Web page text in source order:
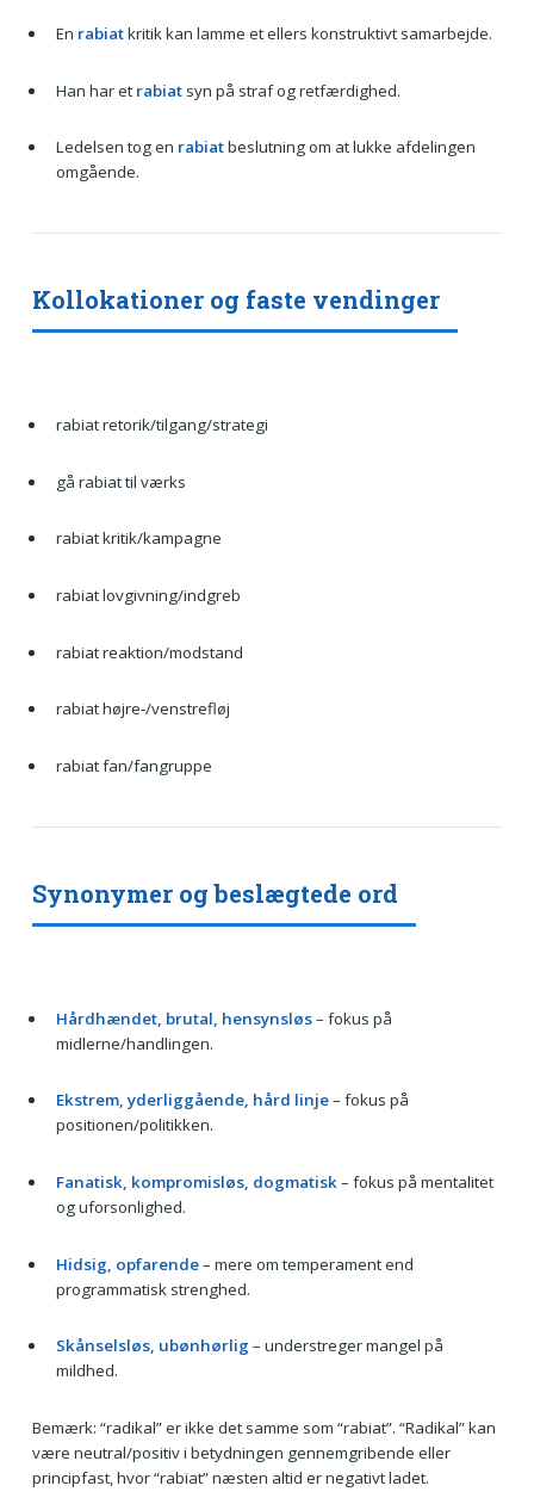
En rabiatkritik kan lamme et ellers konstruktivt samarbejde.
Han har et rabiatsyn på straf og retfærdighed.
Ledelsen tog en rabiatbeslutning om at lukke afdelingen
omgående.
Kollokationer og faste vendinger
rabiat retorik/tilgang/strategi
gå rabiat til værks
rabiat kritik/kampagne
rabiat lovgivning/indgreb
rabiat reaktion/modstand
rabiat højre-/venstrefløj
rabiat fan/fangruppe
Synonymer og beslægtede ord
Hårdhændet, brutal, hensynsløs– fokus på
midlerne/handlingen.
Ekstrem, yderliggående, hård linje– fokus på
positionen/politikken.
Fanatisk, kompromisløs, dogmatisk– fokus på mentalitet
og uforsonlighed.
Hidsig, opfarende– mere om temperament end
programmatisk strenghed.
Skånselsløs, ubønhørlig – understreger mangel på
mildhed.
Bemærk: “radikal” er ikke det samme som “rabiat”. “Radikal” kan
være neutral/positiv i betydningen gennemgribende eller
principfast, hvor “rabiat” næsten altid er negativt ladet.